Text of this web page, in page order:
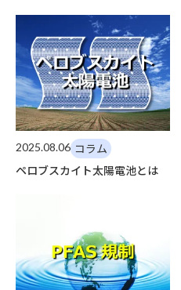
2025.08.06 コラム
ペロブスカイト太陽電池とは